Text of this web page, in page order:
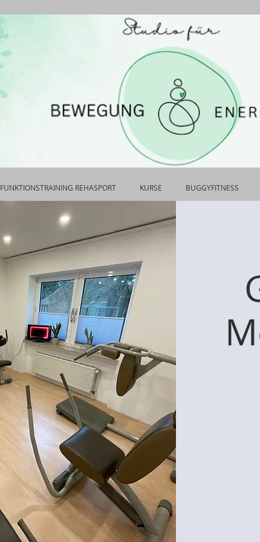
FUNKTIONSTRAINING REHASPORT KURSE BUGGYFITNESS